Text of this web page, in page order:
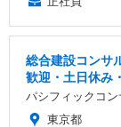
総合建設コンサ
歓迎・土日休み
パシフィックコ
東京都